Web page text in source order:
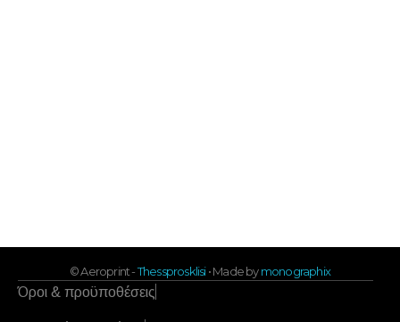
© Aeroprint -Thessprosklisi• Made bymonographix
Όροι & προϋποθέσεις